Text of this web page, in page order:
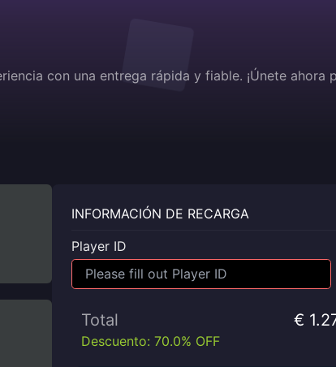
con una entrega rápida y fiable. ¡Únete ahora
INFORMACIÓN DE RECARGA
Player ID
Total €
Descuento: 70.0% OFF